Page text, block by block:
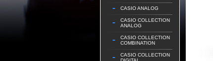
CASIO ANALOG
CASIO COLLECTION
ANALOG
CASIO COLLECTION
COMBINATION
CASIO COLLECTION